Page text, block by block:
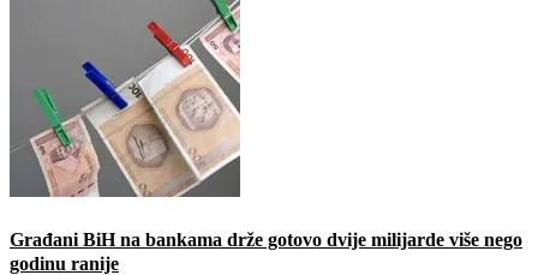
Građani BiH na bankama drže gotovo dvije milijarde više nego
godinu ranije